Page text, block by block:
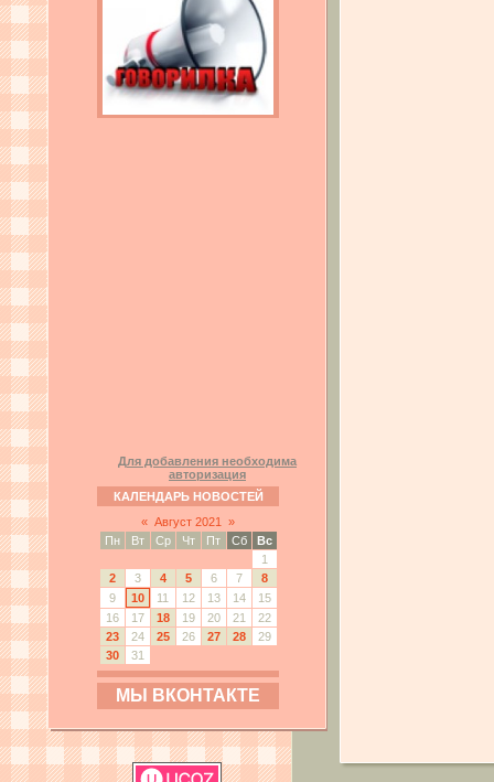
Для добавления необходима
авторизация
КАЛЕНДАРЬ НОВОСТЕЙ
« Август 2021
»
Пн
Вт Ср Чт Пт Сб
Вс
1
2
3 4 5 6 7
8
9
10 11 12 13 14
15
16
17 18 19 20 21
22
23
24 25 26 27 28
29
30
31
МЫ ВКОНТАКТЕ